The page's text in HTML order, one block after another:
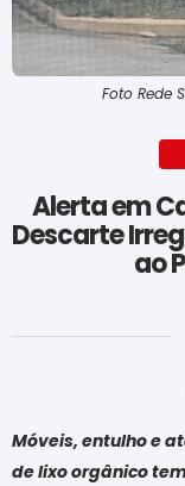
Foto Rede
Alerta em
Descarte
ao
Móveis, entulho e
de lixo orgânico